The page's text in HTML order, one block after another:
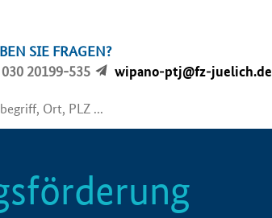
SIE FRAGEN?
030 20199-535
wipano-ptj@fz-juelich.de